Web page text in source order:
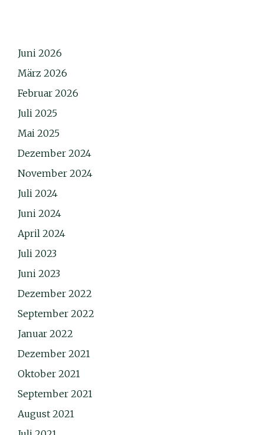
Juni 2026
März 2026
Februar 2026
Juli 2025
Mai 2025
Dezember 2024
November 2024
Juli 2024
Juni 2024
April 2024
Juli 2023
Juni 2023
Dezember 2022
September 2022
Januar 2022
Dezember 2021
Oktober 2021
September 2021
August 2021